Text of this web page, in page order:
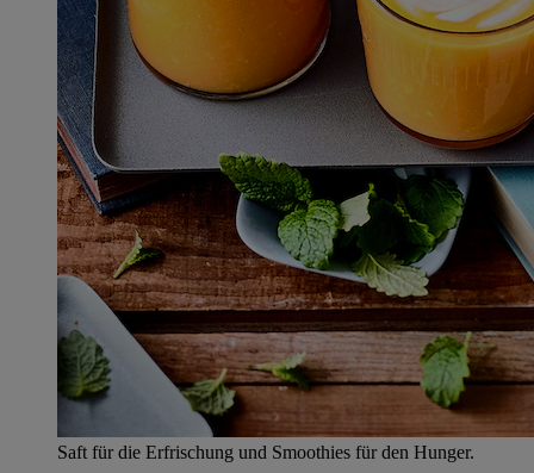
Saft für die Erfrischung und Smoothies für den Hunger.